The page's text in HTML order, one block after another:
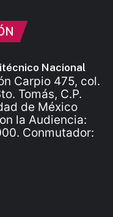
Nacional
Carpio 475, col.
Tomás, C.P.
de México
la Audiencia:
Conmutador: